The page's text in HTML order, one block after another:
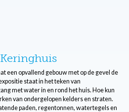
een opvallend gebouw met op de gevel de
staat in het teken van
met water in en rond het huis. Hoe kun
van ondergelopen kelders en straten.
paden, regentonnen, watertegels en